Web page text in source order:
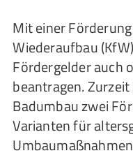
Mit einer
Wiederaufbau
Fördergelder auch
beantragen.
Badumbau zwei
Varianten für